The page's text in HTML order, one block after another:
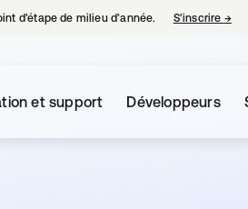
d’étape de milieu d’année. S’inscrire →
et support Développeurs